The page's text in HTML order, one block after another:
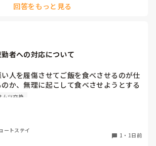
にして。
えていますか？
ご利用者がもかさんのことを信頼されてるんで
。
回答をもっと見る
者への対応について
人を履傷させてご飯を食べさせるのが仕
か、無理に起こして食べさせようとする
。私が出勤して急変に気づき対応しました
でドヤ顔でいます。
。その時はベトナム人と早番の2人体制で
らも急変対応に特化しておらず、この2人
ムツ交換
ートステイ
1 ・ 1日前